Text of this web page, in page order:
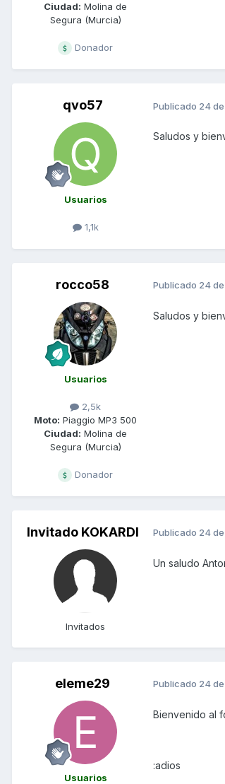
Ciudad: Molina de
Segura (Murcia)
Donador
qvo57
Usuarios
1,1k
Publicado 24
Saludos y
rocco58
Usuarios
2,5k
Moto: Piaggio MP3 500
Ciudad: Molina de
Segura (Murcia)
Donador
Publicado 24
Saludos y
Invitado KOKARDI
Invitados
Publicado 24
Un saludo
eleme29
Usuarios
Publicado 24
Bienvenido al
:adios